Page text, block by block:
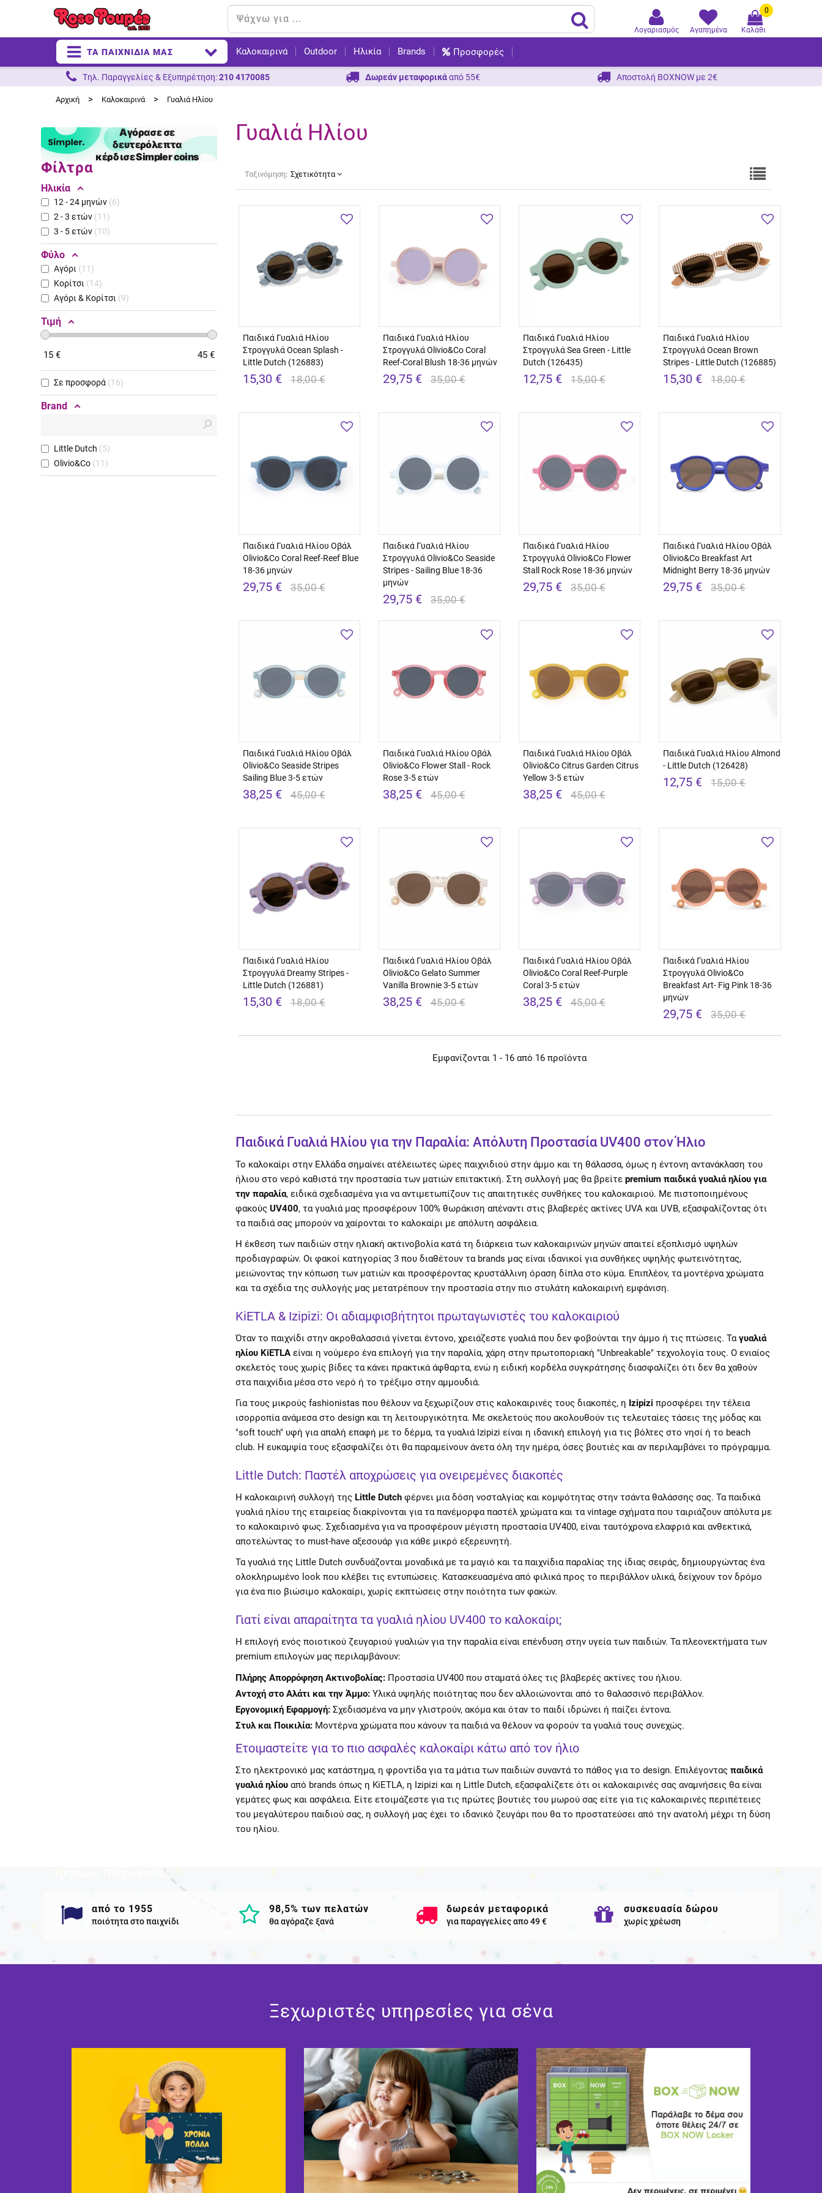
Λογαριασμός Αγαπημένα
0
Καλάθι
ΤΑ ΠΑΙΧΝΙΔΙΑ ΜΑΣ Καλοκαιρινά Outdoor Ηλικία Brands Προσφορές
Tηλ. Παραγγελίες & Eξυπηρέτηση:210 4170085 Δωρεάν μεταφορικάαπό 55€ Αποστολή BOXNOW με 2€
Αρχική > Καλοκαιρινά > Γυαλιά Ηλίου
Φίλτρα
Ηλικία
12 - 24 μηνών 6
2 - 3 ετών 11
3 - 5 ετών 10
Φύλο
Αγόρι
11
Κορίτσι
14
Αγόρι & Κορίτσι
9
Τιμή
15 € 45€
Σε προσφορά 16
Brand
Little Dutch
5
Olivio&Co 11
Γυαλιά Ηλίου
Ταξινόμηση: Σχετικότητα
Παιδικά Γυαλιά Ηλίου
Στρογγυλά Ocean Splash -
Little Dutch (126883)
15,30 € 18,00 €
Παιδικά Γυαλιά Ηλίου
Στρογγυλά Olivio&Co Coral
Reef-Coral Blush 18-36 μηνών
29,75 € 35,00 €
Παιδικά Γυαλιά Ηλίου
Στρογγυλά Sea Green - Little
Dutch (126435)
12,75 € 15,00 €
Παιδικά Γυαλιά Ηλίου
Στρογγυλά Ocean Brown
Stripes - Little Dutch (126885)
15,30 € 18,00 €
Παιδικά Γυαλιά Ηλίου Οβάλ
Olivio&Co Coral Reef-Reef Blue
18-36 μηνών
29,75 € 35,00 €
Παιδικά Γυαλιά Ηλίου
Στρογγυλά Olivio&Co Seaside
Stripes - Sailing Blue 18-36
μηνών
29,75 € 35,00 €
Παιδικά Γυαλιά Ηλίου
Στρογγυλά Olivio&Co Flower
Stall Rock Rose 18-36 μηνών
29,75 € 35,00 €
Παιδικά Γυαλιά Ηλίου Οβάλ
Olivio&Co Breakfast Art
Midnight Berry 18-36 μηνών
29,75 € 35,00 €
Παιδικά Γυαλιά Ηλίου Οβάλ
Olivio&Co Seaside Stripes
Sailing Blue 3-5 ετών
38,25 € 45,00 €
Παιδικά Γυαλιά Ηλίου Οβάλ
Olivio&Co Flower Stall - Rock
Rose 3-5 ετών
38,25 € 45,00 €
Παιδικά Γυαλιά Ηλίου Οβάλ
Olivio&Co Citrus Garden Citrus
Yellow 3-5 ετών
38,25 € 45,00 €
Παιδικά Γυαλιά Ηλίου Almond
- Little Dutch (126428)
12,75 € 15,00 €
Παιδικά Γυαλιά Ηλίου
Στρογγυλά Dreamy Stripes -
Little Dutch (126881)
15,30 € 18,00 €
Παιδικά Γυαλιά Ηλίου Οβάλ
Olivio&Co Gelato Summer
Vanilla Brownie 3-5 ετών
38,25 € 45,00 €
Παιδικά Γυαλιά Ηλίου Οβάλ
Olivio&Co Coral Reef-Purple
Coral 3-5 ετών
38,25 € 45,00 €
Παιδικά Γυαλιά Ηλίου
Στρογγυλά Olivio&Co
Breakfast Art- Fig Pink 18-36
μηνών
29,75 € 35,00 €
Εμφανίζονται 1 - 16 από 16 προϊόντα
Παιδικά Γυαλιά Ηλίου για την Παραλία: Απόλυτη Προστασία UV400 στον Ήλιο
Το καλοκαίρι στην Ελλάδα σημαίνει ατέλειωτες ώρες παιχνιδιού στην άμμο και τη θάλασσα, όμως η έντονη αντανάκλαση του
ήλιου στο νερό καθιστά την προστασία των ματιών επιτακτική. Στη συλλογή μας θα βρείτε premium παιδικά γυαλιά ηλίου για
την παραλία, ειδικά σχεδιασμένα για να αντιμετωπίζουν τις απαιτητικές συνθήκες του καλοκαιριού. Με πιστοποιημένους
φακούς UV400, τα γυαλιά μας προσφέρουν 100% θωράκιση απέναντι στις βλαβερές ακτίνες UVA και UVB, εξασφαλίζοντας ότι
τα παιδιά σας μπορούν να χαίρονται το καλοκαίρι με απόλυτη ασφάλεια.
Η έκθεση των παιδιών στην ηλιακή ακτινοβολία κατά τη διάρκεια των καλοκαιρινών μηνών απαιτεί εξοπλισμό υψηλών
προδιαγραφών. Οι φακοί κατηγορίας 3 που διαθέτουν τα brands μας είναι ιδανικοί για συνθήκες υψηλής φωτεινότητας,
μειώνοντας την κόπωση των ματιών και προσφέροντας κρυστάλλινη όραση δίπλα στο κύμα. Επιπλέον, τα μοντέρνα χρώματα
και τα σχέδια της συλλογής μας μετατρέπουν την προστασία στην πιο στυλάτη καλοκαιρινή εμφάνιση.
KiETLA & Izipizi: Οι αδιαμφισβήτητοι πρωταγωνιστές του καλοκαιριού
Όταν το παιχνίδι στην ακροθαλασσιά γίνεται έντονο, χρειάζεστε γυαλιά που δεν φοβούνται την άμμο ή τις πτώσεις. Ταγυαλιά
ηλίου KiETLAείναι η νούμερο ένα επιλογή για την παραλία, χάρη στην πρωτοποριακή "Unbreakable" τεχνολογία τους. Ο ενιαίος
σκελετός τους χωρίς βίδες τα κάνει πρακτικά άφθαρτα, ενώ η ειδική κορδέλα συγκράτησης διασφαλίζει ότι δεν θα χαθούν
στα παιχνίδια μέσα στο νερό ή το τρέξιμο στην αμμουδιά.
Για τους μικρούς fashionistas που θέλουν να ξεχωρίζουν στις καλοκαιρινές τους διακοπές, η Izipizi προσφέρει την τέλεια
ισορροπία ανάμεσα στο design και τη λειτουργικότητα. Με σκελετούς που ακολουθούν τις τελευταίες τάσεις της μόδας και
"soft touch" υφή για απαλή επαφή με το δέρμα, τα γυαλιά Izipizi είναι η ιδανική επιλογή για τις βόλτες στο νησί ή το beach
club. Η ευκαμψία τους εξασφαλίζει ότι θα παραμείνουν άνετα όλη την ημέρα, όσες βουτιές και αν περιλαμβάνει το πρόγραμμα.
Little Dutch: Παστέλ αποχρώσεις για ονειρεμένες διακοπές
Η καλοκαιρινή συλλογή της Little Dutchφέρνει μια δόση νοσταλγίας και κομψότητας στην τσάντα θαλάσσης σας. Τα παιδικά
γυαλιά ηλίου της εταιρείας διακρίνονται για τα πανέμορφα παστέλ χρώματα και τα vintage σχήματα που ταιριάζουν απόλυτα με
το καλοκαιρινό φως. Σχεδιασμένα για να προσφέρουν μέγιστη προστασία UV400, είναι ταυτόχρονα ελαφριά και ανθεκτικά,
αποτελώντας το must-have αξεσουάρ για κάθε μικρό εξερευνητή.
Τα γυαλιά της Little Dutch συνδυάζονται μοναδικά με τα μαγιό και τα παιχνίδια παραλίας της ίδιας σειράς, δημιουργώντας ένα
ολοκληρωμένο look που κλέβει τις εντυπώσεις. Κατασκευασμένα από φιλικά προς το περιβάλλον υλικά, δείχνουν τον δρόμο
για ένα πιο βιώσιμο καλοκαίρι, χωρίς εκπτώσεις στην ποιότητα των φακών.
Γιατί είναι απαραίτητα τα γυαλιά ηλίου UV400 το καλοκαίρι;
Η επιλογή ενός ποιοτικού ζευγαριού γυαλιών για την παραλία είναι επένδυση στην υγεία των παιδιών. Τα πλεονεκτήματα των
premium επιλογών μας περιλαμβάνουν:
Πλήρης Απορρόφηση Ακτινοβολίας:Προστασία UV400 που σταματά όλες τις βλαβερές ακτίνες του ήλιου.
Αντοχή στο Αλάτι και την Άμμο:Υλικά υψηλής ποιότητας που δεν αλλοιώνονται από το θαλασσινό περιβάλλον.
Εργονομική Εφαρμογή:Σχεδιασμένα να μην γλιστρούν, ακόμα και όταν το παιδί ιδρώνει ή παίζει έντονα.
Στυλ και Ποικιλία:Μοντέρνα χρώματα που κάνουν τα παιδιά να θέλουν να φορούν τα γυαλιά τους συνεχώς.
Ετοιμαστείτε για το πιο ασφαλές καλοκαίρι κάτω από τον ήλιο
Στο ηλεκτρονικό μας κατάστημα, η φροντίδα για τα μάτια των παιδιών συναντά το πάθος για το design. Επιλέγοντας παιδικά
γυαλιά ηλίουαπό brands όπως η KiETLA, η Izipizi και η Little Dutch, εξασφαλίζετε ότι οι καλοκαιρινές σας αναμνήσεις θα είναι
γεμάτες φως και ασφάλεια. Είτε ετοιμάζεστε για τις πρώτες βουτιές του μωρού σας είτε για τις καλοκαιρινές περιπέτειες
του μεγαλύτερου παιδιού σας, η συλλογή μας έχει το ιδανικό ζευγάρι που θα το προστατεύσει από την ανατολή μέχρι τη δύση
του ηλίου.
Χρησιμες Πληροφορίες
από το 1955
ποιότητα στο παιχνίδι
98,5% των πελατών
θα αγόραζε ξανά
δωρεάν μεταφορικά
για παραγγελίες απο 49 €
συσκευασία δώρου
χωρίς χρέωση
Ξεχωριστές υπηρεσίες για σένα